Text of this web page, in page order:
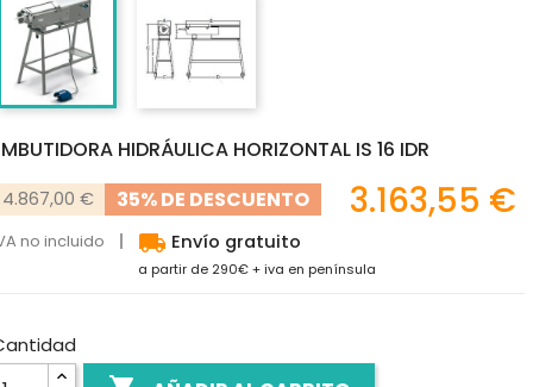
HIDRÁULICA HORIZONTAL IS 16 IDR
4.867,00 € 35% DE DESCUENTO 3.163,55 €
no incluido local_shipping Envío gratuito
a partir de 290€ + iva en península